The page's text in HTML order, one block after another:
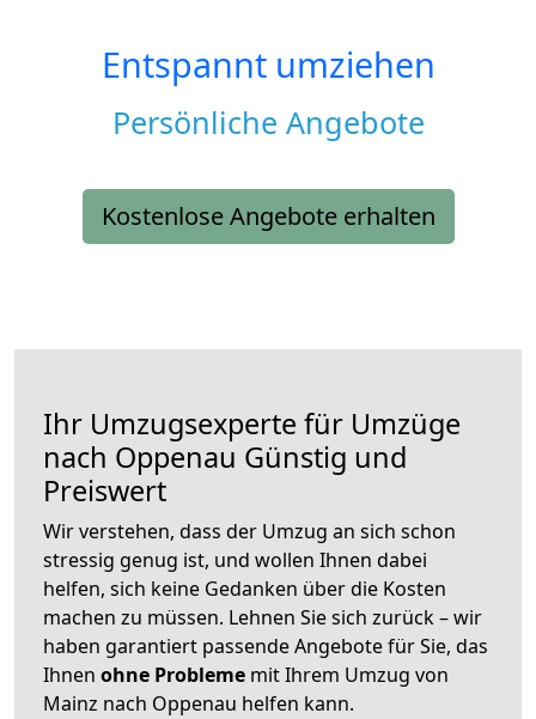
Entspannt umziehen
Persönliche Angebote
Kostenlose Angebote erhalten
Ihr Umzugsexperte für Umzüge
nach Oppenau Günstig und
Preiswert
Wir verstehen, dass der Umzug an sich schon
stressig genug ist, und wollen Ihnen dabei
helfen, sich keine Gedanken über die Kosten
machen zu müssen. Lehnen Sie sich zurück – wir
haben garantiert passende Angebote für Sie, das
Ihnen ohne Probleme mit Ihrem Umzug von
Mainz nach Oppenau helfen kann.